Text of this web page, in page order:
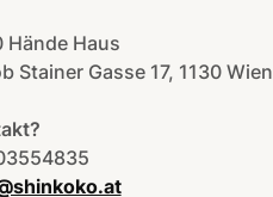
Hände Haus
Stainer Gasse 17, 1130 Wien